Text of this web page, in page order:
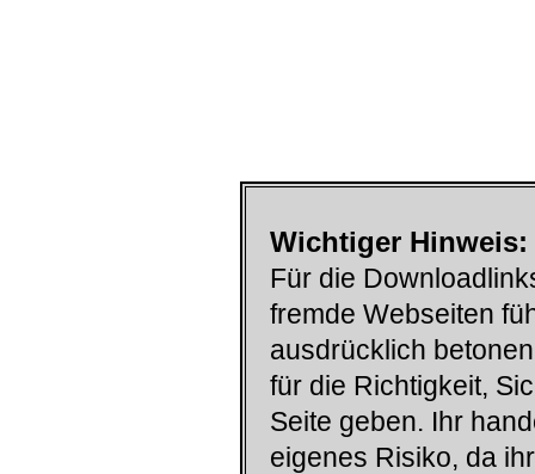
Wichtiger Hinweis:
Für die
fremde Webseiten
ausdrücklich
für die Richtigkeit,
Seite geben. Ihr
eigenes Risiko, da